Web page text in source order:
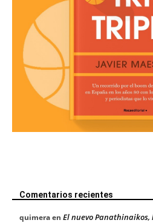
Comentarios recientes
quimeraen El nuevo